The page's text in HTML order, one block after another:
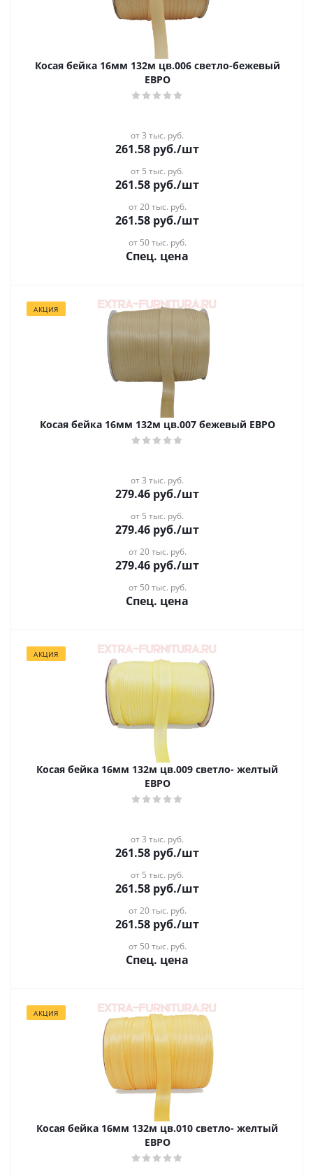
Косая бейка 16мм 132м цв.006 светло-бежевый
ЕВРО
от 3 тыс. руб.
261.58 руб./шт
от 5 тыс. руб.
261.58 руб./шт
от 20 тыс. руб.
261.58 руб./шт
от 50 тыс. руб.
Спец. цена
АКЦИЯ
Косая бейка 16мм 132м цв.007 бежевый ЕВРО
от 3 тыс. руб.
279.46 руб./шт
от 5 тыс. руб.
279.46 руб./шт
от 20 тыс. руб.
279.46 руб./шт
от 50 тыс. руб.
Спец. цена
АКЦИЯ
Косая бейка 16мм 132м цв.009 светло- желтый
ЕВРО
от 3 тыс. руб.
261.58 руб./шт
от 5 тыс. руб.
261.58 руб./шт
от 20 тыс. руб.
261.58 руб./шт
от 50 тыс. руб.
Спец. цена
АКЦИЯ
Косая бейка 16мм 132м цв.010 светло- желтый
ЕВРО